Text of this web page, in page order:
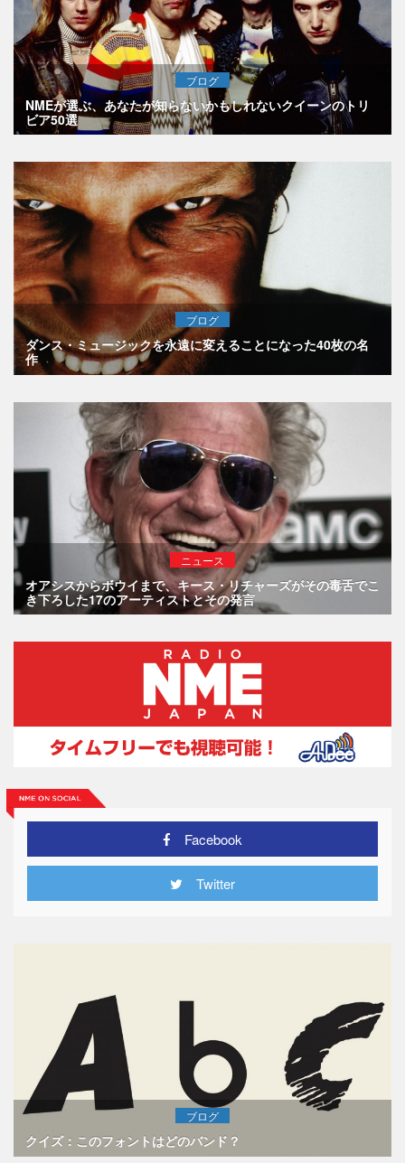
ブログ
NMEが選ぶ、あなたが知らないかもしれないクイーンのトリ
ビア50選
ブログ
ダンス・ミュージックを永遠に変えることになった40枚の名
作
ニュース
オアシスからボウイまで、キース・リチャーズがその毒舌でこ
き下ろした17のアーティストとその発言
Facebook
Twitter
ブログ
クイズ：このフォントはどのバンド？